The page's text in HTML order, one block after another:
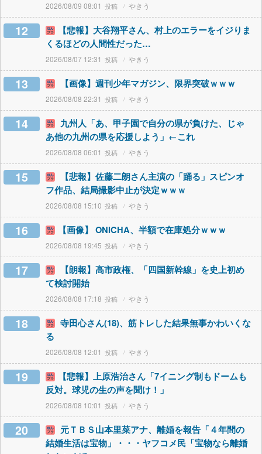
2026/08/09 08:01 やきう
12
【悲報】大谷翔平さん、村上のエラーをイジりま
くるほどの人間性だった…
2026/08/07 12:31 やきう
13 【画像】週刊少年マガジン、限界突破ｗｗｗ
2026/08/08 22:31 やきう
14
九州人「あ、甲子園で自分の県が負けた、じゃ
あ他の九州の県を応援しよう」←これ
2026/08/08 06:01 やきう
15
【悲報】佐藤二朗さん主演の「踊る」スピンオ
フ作品、結局撮影中止が決定ｗｗｗ
2026/08/08 15:10 やきう
16 【画像】 ONICHA、半額で在庫処分ｗｗｗ
2026/08/08 19:45 やきう
17
【朗報】高市政権、「四国新幹線」を史上初め
て検討開始
2026/08/08 17:18 やきう
18
寺田心さん(18)、筋トレした結果無事かわいくな
る
2026/08/08 12:01 やきう
19
【悲報】上原浩治さん「7イニング制もドームも
反対。球児の生の声を聞け！」
2026/08/08 10:01 やきう
20
元ＴＢＳ山本里菜アナ、離婚を報告「４年間の
結婚生活は宝物」・・・ヤフコメ民「宝物なら離婚